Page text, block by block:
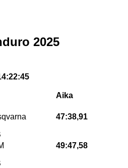
2025
Aika
47:38,91
49:47,58